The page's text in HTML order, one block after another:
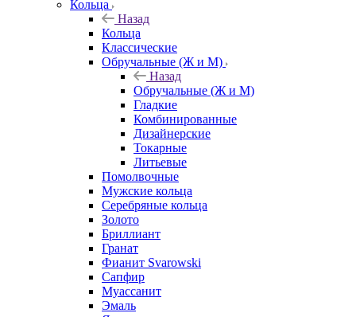
Кольца
Назад
Кольца
Классические
Обручальные (Ж и М)
Назад
Обручальные (Ж и М)
Гладкие
Комбинированные
Дизайнерские
Токарные
Литьевые
Помолвочные
Мужские кольца
Серебряные кольца
Золото
Бриллиант
Гранат
Фианит Svarowski
Сапфир
Муассанит
Эмаль